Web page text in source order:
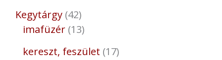
Kegytárgy 42
imafüzér 13
kereszt, feszület 17